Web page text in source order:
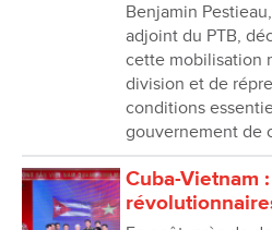
Benjamin
adjoint du PTB,
cette mobilisation
division et de
conditions
gouvernement de
Cuba-Vietnam